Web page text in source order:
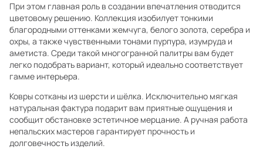
При этом главная роль в создании впечатления отводится
цветовому решению. Коллекция изобилует тонкими
благородными оттенками жемчуга, белого золота, серебра и
охры, а также чувственными тонами пурпура, изумруда и
аметиста. Среди такой многогранной палитры вам будет
легко подобрать вариант, который идеально соответствует
гамме интерьера.
Ковры сотканы из шерсти и шёлка. Исключительно мягкая
натуральная фактура подарит вам приятные ощущения и
сообщит обстановке эстетичное мерцание. А ручная работа
непальских мастеров гарантирует прочность и
долговечность изделий.